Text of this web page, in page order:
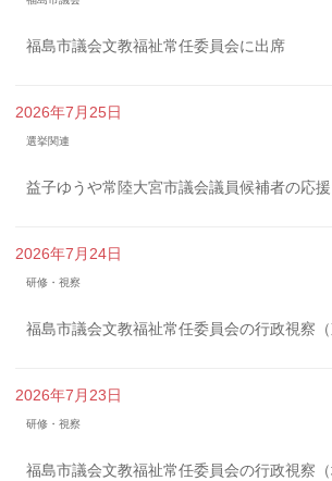
福島市議会文教福祉常任委員会に出席
2026年7月25日
選挙関連
益子ゆうや常陸大宮市議会議員候補者の応援
2026年7月24日
研修・視察
福島市議会文教福祉常任委員会の行政視察（
2026年7月23日
研修・視察
福島市議会文教福祉常任委員会の行政視察（